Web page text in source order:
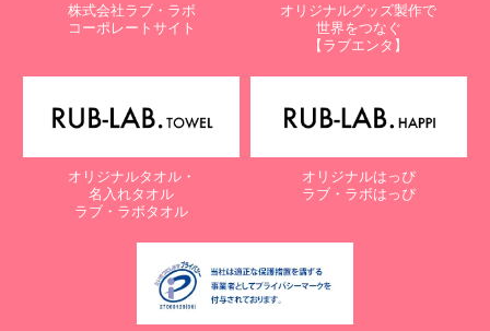
株式会社ラブ・ラボ
コーポレートサイト
オリジナルグッズ製作で
世界をつなぐ
【ラブエンタ】
オリジナルタオル・
名入れタオル
ラブ・ラボタオル
オリジナルはっぴ
ラブ・ラボはっぴ